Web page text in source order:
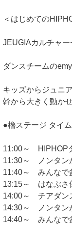
＜はじめての
JEUGIAカルチャー
ダンスチームの
キッズからジュニ
幹から大きく動か
●櫓ステージ タイ
11:00～ HIPHOP
11:30～ ノンタン
11:40～ みんなで
13:15～ はなぶさ
14:00～ チアダン
14:30～ ノンタン
14:40～ みんなで